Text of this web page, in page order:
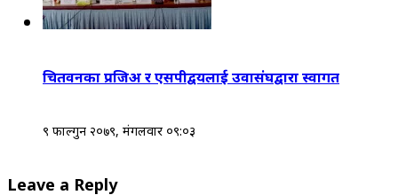
चितवनका प्रजिअ र एसपीद्वयलाई उवासंघद्वारा स्वागत
९ फाल्गुन २०७९, मंगलवार ०९:०३
Leave a Reply